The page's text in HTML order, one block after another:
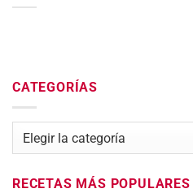
CATEGORÍAS
Categorías
RECETAS MÁS POPULARES